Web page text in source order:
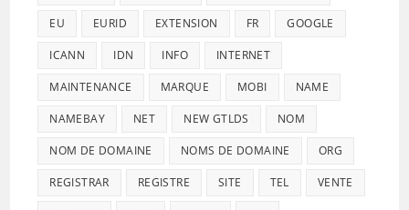
EU EURID EXTENSION FR GOOGLE
ICANN IDN INFO INTERNET
MAINTENANCE MARQUE MOBI NAME
NAMEBAY NET NEW GTLDS NOM
NOM DE DOMAINE NOMS DE DOMAINE ORG
REGISTRAR REGISTRE SITE TEL VENTE